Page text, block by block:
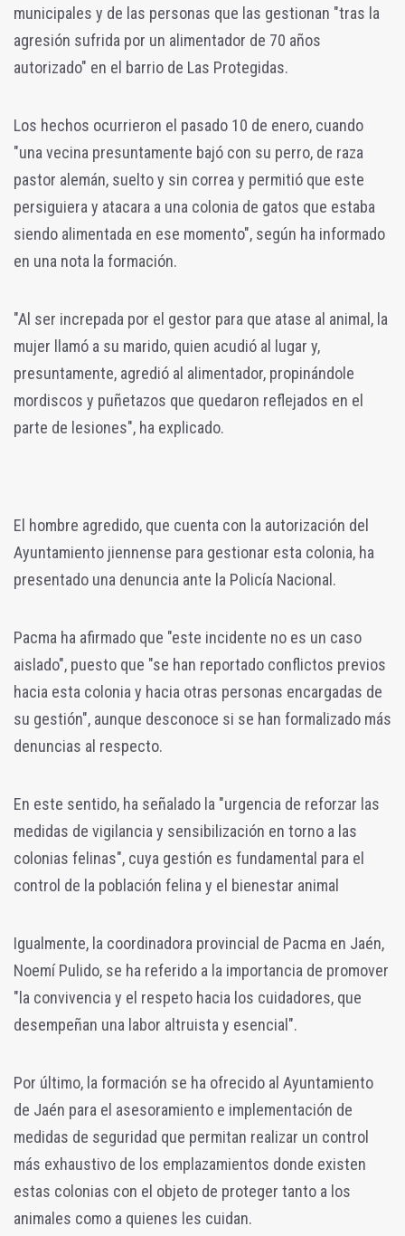
municipales y de las personas que las gestionan "tras la
agresión sufrida por un alimentador de 70 años
autorizado" en el barrio de Las Protegidas.
Los hechos ocurrieron el pasado 10 de enero, cuando
"una vecina presuntamente bajó con su perro, de raza
pastor alemán, suelto y sin correa y permitió que este
persiguiera y atacara a una colonia de gatos que estaba
siendo alimentada en ese momento", según ha informado
en una nota la formación.
"Al ser increpada por el gestor para que atase al animal, la
mujer llamó a su marido, quien acudió al lugar y,
presuntamente, agredió al alimentador, propinándole
mordiscos y puñetazos que quedaron reflejados en el
parte de lesiones", ha explicado.
El hombre agredido, que cuenta con la autorización del
Ayuntamiento jiennense para gestionar esta colonia, ha
presentado una denuncia ante la Policía Nacional.
Pacma ha afirmado que "este incidente no es un caso
aislado", puesto que "se han reportado conflictos previos
hacia esta colonia y hacia otras personas encargadas de
su gestión", aunque desconoce si se han formalizado más
denuncias al respecto.
En este sentido, ha señalado la "urgencia de reforzar las
medidas de vigilancia y sensibilización en torno a las
colonias felinas", cuya gestión es fundamental para el
control de la población felina y el bienestar animal
Igualmente, la coordinadora provincial de Pacma en Jaén,
Noemí Pulido, se ha referido a la importancia de promover
"la convivencia y el respeto hacia los cuidadores, que
desempeñan una labor altruista y esencial".
Por último, la formación se ha ofrecido al Ayuntamiento
de Jaén para el asesoramiento e implementación de
medidas de seguridad que permitan realizar un control
más exhaustivo de los emplazamientos donde existen
estas colonias con el objeto de proteger tanto a los
animales como a quienes les cuidan.